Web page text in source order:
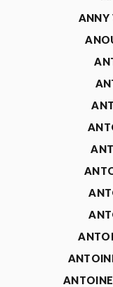
ANNY